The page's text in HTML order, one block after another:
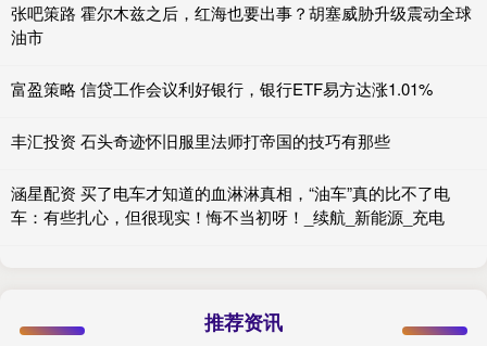
张吧策路 霍尔木兹之后，红海也要出事？胡塞威胁升级震动全球
油市
富盈策略 信贷工作会议利好银行，银行ETF易方达涨1.01%
丰汇投资 石头奇迹怀旧服里法师打帝国的技巧有那些
涵星配资 买了电车才知道的血淋淋真相，“油车”真的比不了电
车：有些扎心，但很现实！悔不当初呀！_续航_新能源_充电
推荐资讯